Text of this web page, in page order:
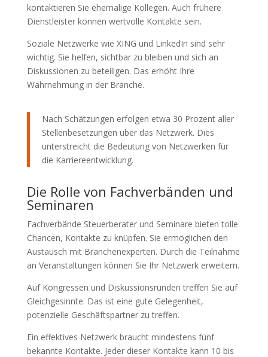
kontaktieren Sie ehemalige Kollegen. Auch frühere
Dienstleister können wertvolle Kontakte sein.
Soziale Netzwerke wie XING und LinkedIn sind sehr
wichtig. Sie helfen, sichtbar zu bleiben und sich an
Diskussionen zu beteiligen. Das erhöht Ihre
Wahrnehmung in der Branche.
Nach Schätzungen erfolgen etwa 30 Prozent aller
Stellenbesetzungen über das Netzwerk. Dies
unterstreicht die Bedeutung von Netzwerken für
die Karriereentwicklung.
Die Rolle von Fachverbänden und
Seminaren
Fachverbände Steuerberater und Seminare bieten tolle
Chancen, Kontakte zu knüpfen. Sie ermöglichen den
Austausch mit Branchenexperten. Durch die Teilnahme
an Veranstaltungen können Sie Ihr Netzwerk erweitern.
Auf Kongressen und Diskussionsrunden treffen Sie auf
Gleichgesinnte. Das ist eine gute Gelegenheit,
potenzielle Geschäftspartner zu treffen.
Ein effektives Netzwerk braucht mindestens fünf
bekannte Kontakte. Jeder dieser Kontakte kann 10 bis